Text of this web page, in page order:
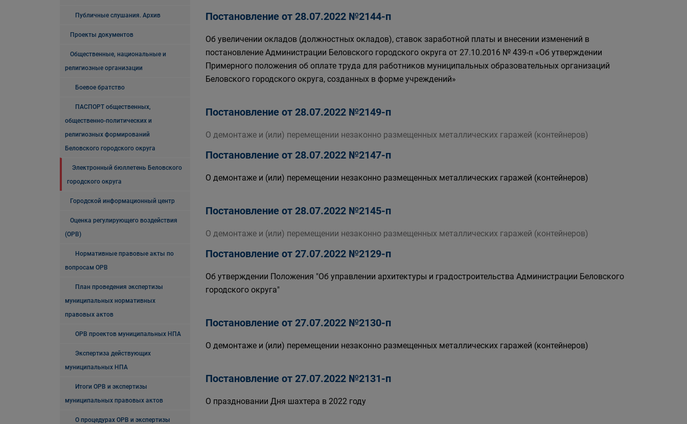
Публичные слушания. Архив
Проекты документов
Общественные, национальные и
религиозные организации
Боевое братство
ПАСПОРТ общественных,
общественно-политических и
религиозных формирований
Беловского городского округа
Электронный бюллетень Беловского
городского округа
Городской информационный центр
Оценка регулирующего воздействия
(ОРВ)
Нормативные правовые акты по
вопросам ОРВ
План проведения экспертизы
муниципальных нормативных
правовых актов
ОРВ проектов муниципальных НПА
Экспертиза действующих
муниципальных НПА
Итоги ОРВ и экспертизы
муниципальных правовых актов
О процедурах ОРВ и экспертизы
Постановление от 28.07.2022 №2144-п
Об увеличении окладов (должностных окладов), ставок заработной платы и внесении изменений в
постановление Администрации Беловского городского округа от 27.10.2016 № 439-п «Об утверждении
Примерного положения об оплате труда для работников муниципальных образовательных организаций
Беловского городского округа, созданных в форме учреждений»
Постановление от 28.07.2022 №2149-п
О демонтаже и (или) перемещении незаконно размещенных металлических гаражей (контейнеров)
Постановление от 28.07.2022 №2147-п
О демонтаже и (или) перемещении незаконно размещенных металлических гаражей (контейнеров)
Постановление от 28.07.2022 №2145-п
О демонтаже и (или) перемещении незаконно размещенных металлических гаражей (контейнеров)
Постановление от 27.07.2022 №2129-п
Об утверждении Положения "Об управлении архитектуры и градостроительства Администрации Беловского
городского округа"
Постановление от 27.07.2022 №2130-п
О демонтаже и (или) перемещении незаконно размещенных металлических гаражей (контейнеров)
Постановление от 27.07.2022 №2131-п
О праздновании Дня шахтера в 2022 году